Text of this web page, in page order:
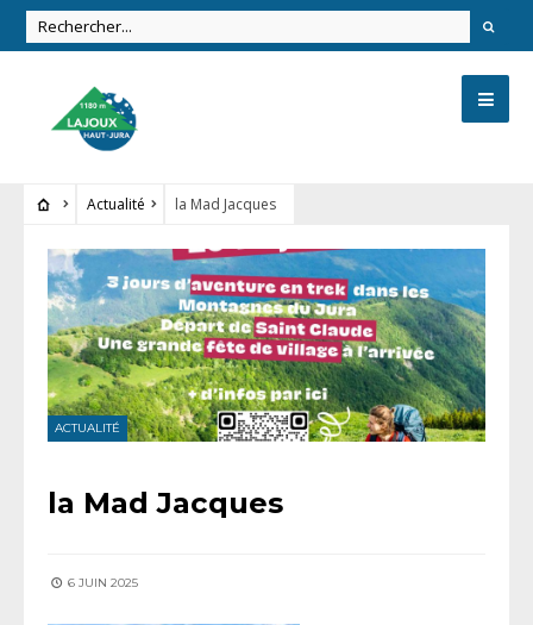
Actualité la Mad Jacques
ACTUALITÉ
la Mad Jacques
6 JUIN 2025